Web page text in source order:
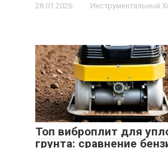
28.01.2026 Инструментальный
Топ виброплит для
грунта: сравнение